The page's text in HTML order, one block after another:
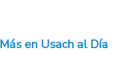
Más en Usach al Día